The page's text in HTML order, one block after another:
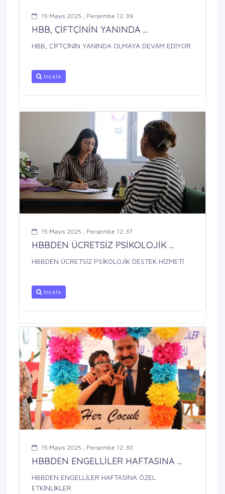
15 Mayıs 2025 , Perşembe 12:39
HBB, ÇİFTÇİNİN YANINDA ...
HBB, ÇİFTÇİNİN YANINDA OLMAYA DEVAM EDİYOR
İncele
15 Mayıs 2025 , Perşembe 12:37
HBBDEN ÜCRETSİZ PSİKOLOJİK ...
HBBDEN ÜCRETSİZ PSİKOLOJİK DESTEK HİZMETİ
İncele
15 Mayıs 2025 , Perşembe 12:30
HBBDEN ENGELLİLER HAFTASINA ...
HBBDEN ENGELLİLER HAFTASINA ÖZEL
ETKİNLİKLER